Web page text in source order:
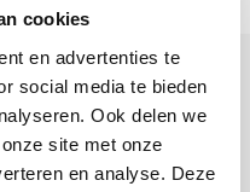
cookies
en advertenties te
social media te bieden
Ook delen we
site met onze
en analyse. Deze
nieuwsbrief
aanbiedingen via email